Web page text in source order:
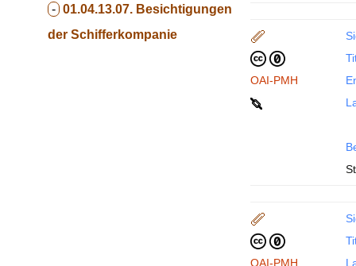
- 01.04.13.07. Besichtigungen
der Schifferkompanie
OAI-PMH
OAI-PMH